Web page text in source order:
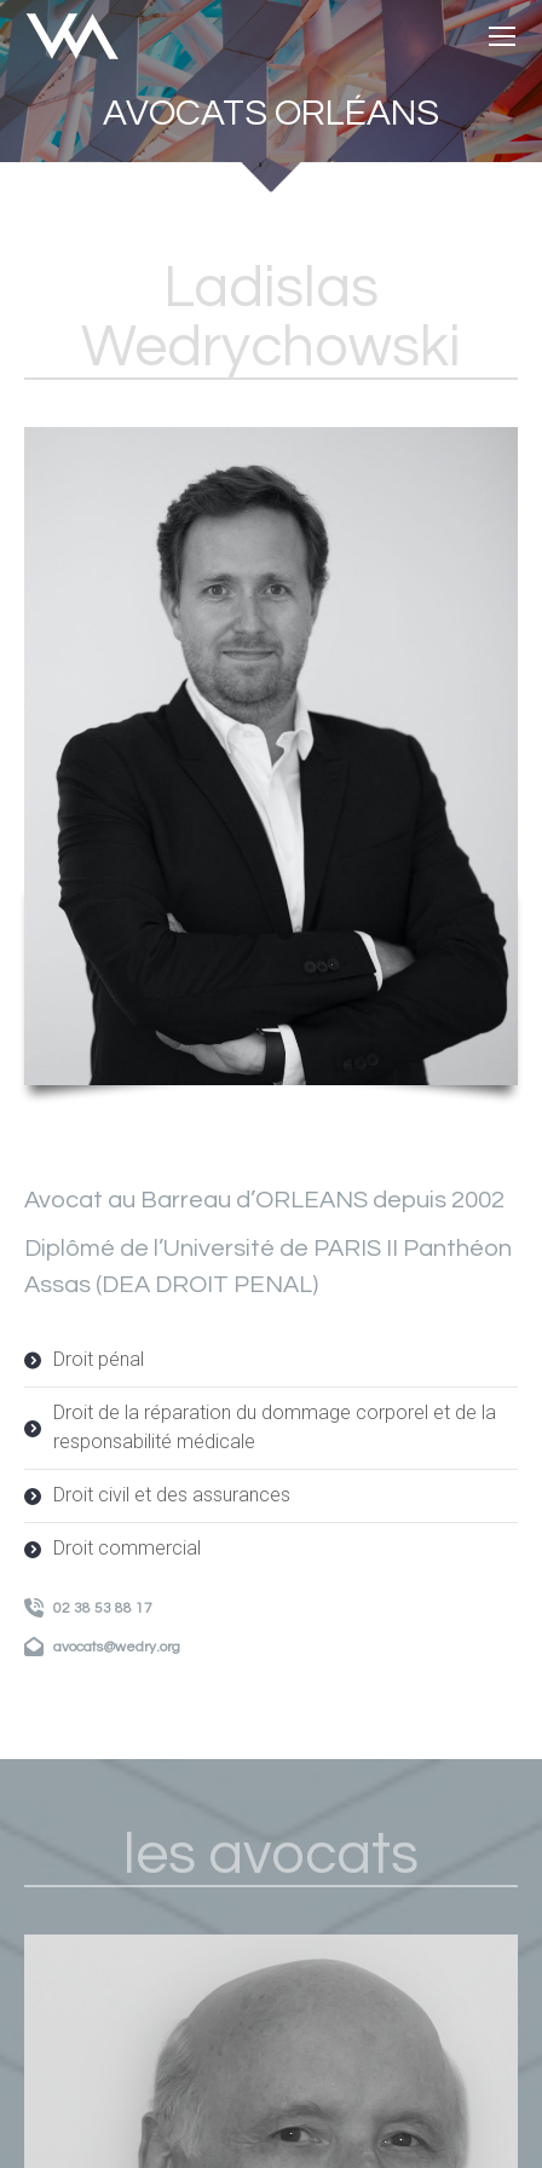
AVOCATS ORLÉANS
Ladislas
Wedrychowski
Avocat au Barreau d’ORLEANS depuis 2002
Diplômé de l’Université de PARIS II Panthéon
Assas (DEA DROIT PENAL)
Droit pénal
Droit de la réparation du dommage corporel et de la
responsabilité médicale
Droit civil et des assurances
Droit commercial
02 38 53 88 17
avocats@wedry.org
les avocats